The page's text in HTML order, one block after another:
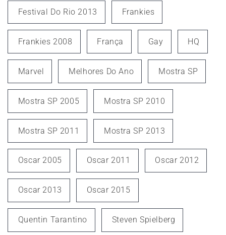
Festival Do Rio 2013 Frankies
Frankies 2008 França Gay HQ
Marvel Melhores Do Ano Mostra SP
Mostra SP 2005 Mostra SP 2010
Mostra SP 2011 Mostra SP 2013
Oscar 2005 Oscar 2011 Oscar 2012
Oscar 2013 Oscar 2015
Quentin Tarantino Steven Spielberg